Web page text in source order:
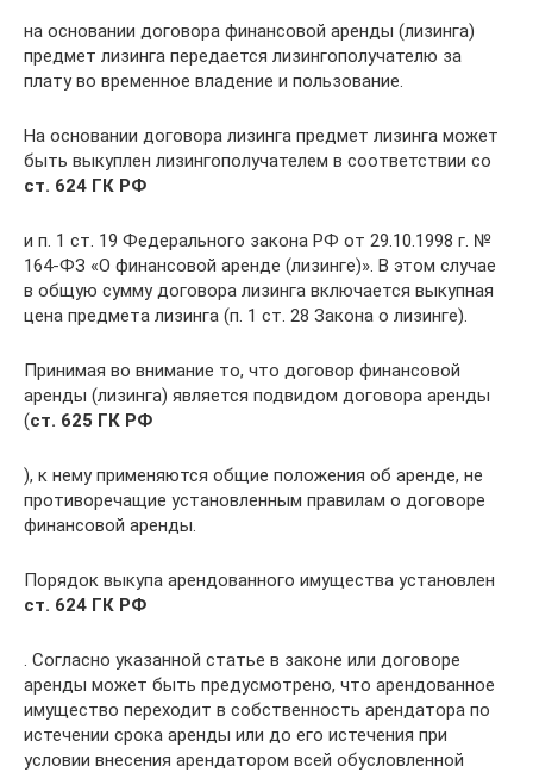
на основании договора финансовой аренды (лизинга)
предмет лизинга передается лизингополучателю за
плату во временное владение и пользование.
На основании договора лизинга предмет лизинга может
быть выкуплен лизингополучателем в соответствии со
ст. 624 ГК РФ
и п. 1 ст. 19 Федерального закона РФ от 29.10.1998 г. №
164-ФЗ «О финансовой аренде (лизинге)». В этом случае
в общую сумму договора лизинга включается выкупная
цена предмета лизинга (п. 1 ст. 28 Закона о лизинге).
Принимая во внимание то, что договор финансовой
аренды (лизинга) является подвидом договора аренды
(ст. 625 ГК РФ
), к нему применяются общие положения об аренде, не
противоречащие установленным правилам о договоре
финансовой аренды.
Порядок выкупа арендованного имущества установлен
ст. 624 ГК РФ
. Согласно указанной статье в законе или договоре
аренды может быть предусмотрено, что арендованное
имущество переходит в собственность арендатора по
истечении срока аренды или до его истечения при
условии внесения арендатором всей обусловленной